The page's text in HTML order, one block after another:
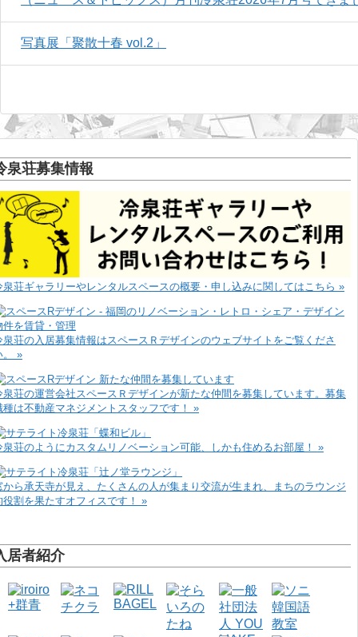
写真展「聚散十春 vol.2」
泉荘募集情報
泉荘ギャラリーやレンタルスペースの概要・申し込みに関してはこちら »
泉荘の入居募集情報はスペースＲデザインのウェブサイトをご覧くださ
。 »
泉荘の運営会社スペースＲデザインが新たな仲間を募集しています。募集
種は不動産マネジメントスタッフです！ »
泉荘のようにカスタムリノベーション可能、しかも住めるお部屋！ »
から承天寺が見え、たくさんの人が集まり交流が生まれ、まちのラウンジ
役割を果たすオフィスです！ »
居者紹介